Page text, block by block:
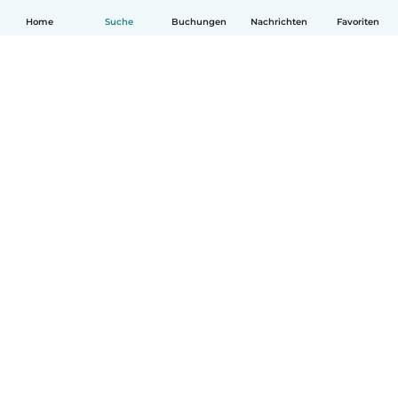
Home Suche Buchungen Nachrichten Favoriten